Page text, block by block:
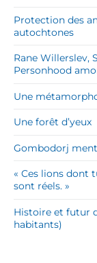
Protection des
autochtones
Rane Willerslev,
Personhood
Une
Une forêt d’yeux
Gombodorj
« Ces lions dont
sont réels. »
Histoire et futur
habitants)